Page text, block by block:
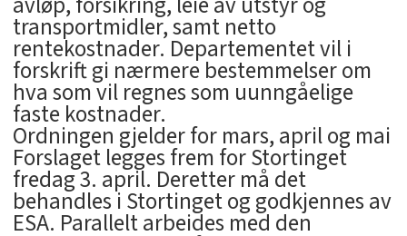
transportmidler, samt netto
rentekostnader. Departementet vil i
forskrift gi nærmere bestemmelser om
hva som vil regnes som uunngåelige
faste kostnader.
Ordningen gjelder for mars, april og mai
Forslaget legges frem for Stortinget
fredag 3. april. Deretter må det
behandles i Stortinget og godkjennes av
ESA. Parallelt arbeides med den